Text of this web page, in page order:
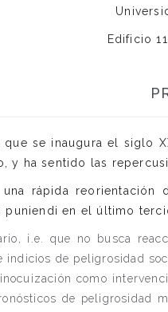
Edificio
se inaugura el siglo
y ha sentido las
rápida
en el último
i.e. que no busca
indicios de peligrosidad
como
de peligrosidad